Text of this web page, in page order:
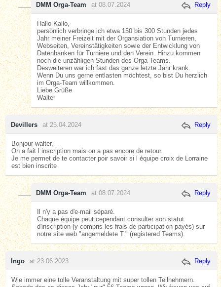
DMM Orga-Team at 08.07.2024 Reply
Hallo Kallo,
persönlich verbringe ich etwa 150 bis 300 Stunden jedes
Jahr meiner Freizeit mit der Organsiation von Turnieren,
Webseiten, Vereinstätigkeiten sowie der Entwicklung von
Datenbanken für Turniere und den Verein. Hinzu kommen
noch die unzähligen Stunden des Orga-Teams.
Desweiteren war ich fast das ganze letzte Jahr krank.
Wenn Du uns gerne entlasten möchtest, so bist Du herzlich
im Orga-Team willkommen.
Liebe Grüße
Walter
Devillers at 25.04.2024 Reply
Bonjour walter,
On a fait l inscription mais on a pas encore de retour.
Je me permet de te contacter poir savoir si l équipe croix de Lorraine
est bien inscrite
DMM Orga-Team at 08.07.2024 Reply
Il n'y a pas d'e-mail séparé.
Chaque équipe peut cependant consulter son statut
d'inscription (y compris les frais de participation payés) sur
notre site web "angemeldete T." (registered Teams).
Ingo at 23.06.2023 Reply
Wie immer eine tolle Veranstaltung mit super tollen Teilnehmern.